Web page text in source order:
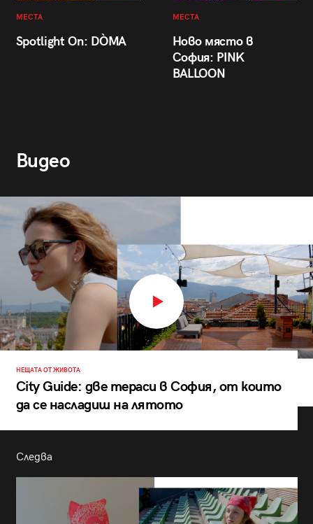
МЕСТА
Spotlight On: DÒMA
МЕСТА
Ново място в
София: PINK
BALLOON
Видео
НЕЩАТА ОТ ЖИВОТА
City Guide: две тераси в София, от които
да се насладиш на лятото
Следва